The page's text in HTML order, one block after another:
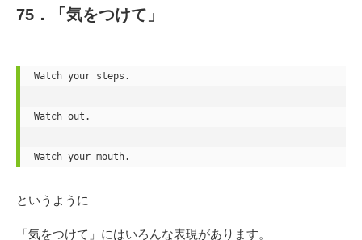
75．「気をつけて」
Watch your steps.
Watch out.
Watch your mouth.
というように
「気をつけて」にはいろんな表現があります。